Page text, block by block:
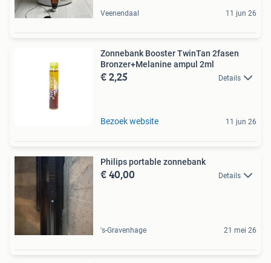
Veenendaal 11 jun 26
Zonnebank Booster TwinTan 2fasen
Bronzer+Melanine ampul 2ml
€ 2,25 Details
Bezoek website 11 jun 26
Philips portable zonnebank
€ 40,00 Details
's-Gravenhage 21 mei 26